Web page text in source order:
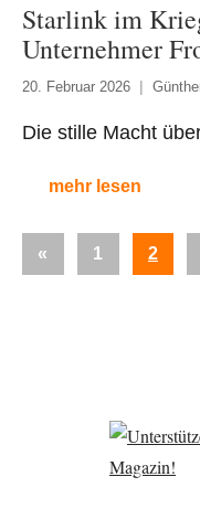
Starlink im
Unternehmer
20. Februar 2026
Die stille Macht
mehr lesen
der
« Vorherige
1 2